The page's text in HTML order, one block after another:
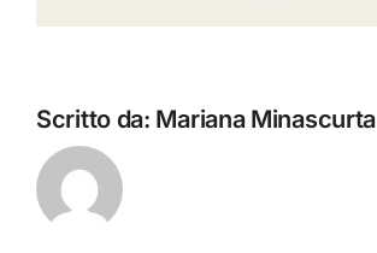
Scritto da: Mariana Minascurta